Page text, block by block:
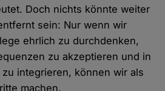
Doch nichts könnte weiter
sein: Nur wenn wir
ehrlich zu durchdenken,
zu akzeptieren und in
integrieren, können wir als
machen.